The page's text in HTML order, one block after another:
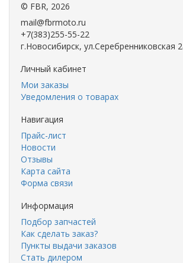
© FBR, 2026
mail@fbrmoto.ru
+7(383)255-55-22
г.Новосибирск, ул.Серебренниковская
Личный кабинет
Мои заказы
Уведомления о товарах
Навигация
Прайс-лист
Новости
Отзывы
Карта сайта
Форма связи
Информация
Подбор запчастей
Как сделать заказ?
Пункты выдачи заказов
Стать дилером